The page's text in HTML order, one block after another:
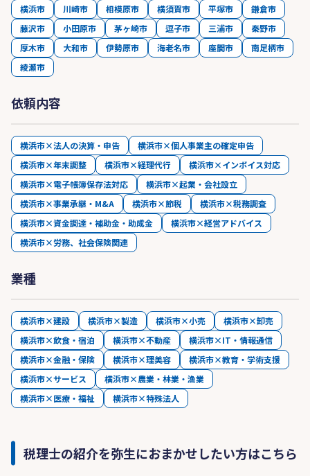
横浜市 川崎市 相模原市 横須賀市 平塚市
鎌倉市
藤沢市
小田原市 茅ヶ崎市 逗子市 三浦市
秦野市
厚木市
大和市 伊勢原市 海老名市 座間市
南足柄市
綾瀬市
依頼内容
横浜市×法人の決算・申告
横浜市×個人事業主の確定申告
横浜市×年末調整
横浜市×経理代行
横浜市×インボイス対応
横浜市×電子帳簿保存法対応
横浜市×起業・会社設立
横浜市×事業承継・M&A
横浜市×節税
横浜市×税務調査
横浜市×資金調達・補助金・助成金
横浜市×経営アドバイス
横浜市×労務、社会保険関連
業種
横浜市×建設 横浜市×製造 横浜市×小売
横浜市×卸売
横浜市×飲食・宿泊
横浜市×不動産
横浜市×IT・情報通信
横浜市×金融・保険
横浜市×理美容
横浜市×教育・学術支援
横浜市×サービス
横浜市×農業・林業・漁業
横浜市×医療・福祉
横浜市×特殊法人
税理士の紹介を弥生におまかせしたい方はこちら